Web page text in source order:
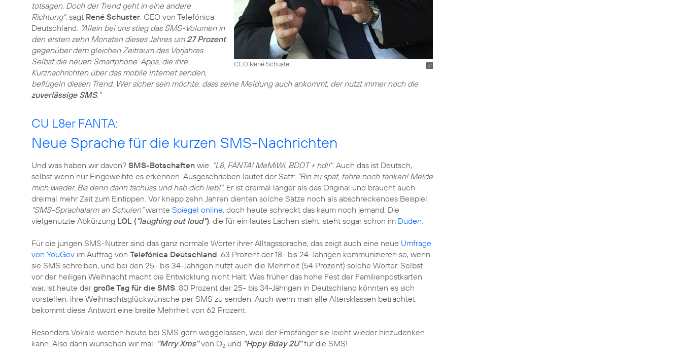
CEO René Schuster
totsagen. Doch der Trend geht in eine andere
Richtung", sagt René Schuster, CEO von Telefónica
Deutschland. "Allein bei uns stieg das SMS-Volumen in
den ersten zehn Monaten dieses Jahres um 27 Prozent
gegenüber dem gleichen Zeitraum des Vorjahres.
Selbst die neuen Smartphone-Apps, die ihre
Kurznachrichten über das mobile Internet senden,
beflügeln diesen Trend. Wer sicher sein möchte, dass seine Meldung auch ankommt, der nutzt immer noch die
zuverlässige SMS."
CU L8er FANTA:
Neue Sprache für die kurzen SMS-Nachrichten
Und was haben wir davon? SMS-Botschaften wie: "L8, FANTA! MeMiWi. BDDT + hdl!". Auch das ist Deutsch,
selbst wenn nur Eingeweihte es erkennen. Ausgeschrieben lautet der Satz: "Bin zu spät, fahre noch tanken! Melde
mich wieder. Bis denn dann tschüss und hab dich lieb!". Er ist dreimal länger als das Original und braucht auch
dreimal mehr Zeit zum Eintippen. Vor knapp zehn Jahren dienten solche Sätze noch als abschreckendes Beispiel.
"SMS-Sprachalarm an Schulen"warnte Spiegel online, doch heute schreckt das kaum noch jemand. Die
vielgenutzte Abkürzung LOL ("laughing out loud"), die für ein lautes Lachen steht, steht sogar schon im Duden.
Für die jungen SMS-Nutzer sind das ganz normale Wörter ihrer Alltagssprache, das zeigt auch eine neue Umfrage
von YouGov im Auftrag von Telefónica Deutschland. 63 Prozent der 18- bis 24-Jährigen kommunizieren so, wenn
sie SMS schreiben, und bei den 25- bis 34-Jährigen nutzt auch die Mehrheit (54 Prozent) solche Wörter. Selbst
vor der heiligen Weihnacht macht die Entwicklung nicht Halt: Was früher das hohe Fest der Familienpostkarten
war, ist heute dergroße Tag für die SMS. 80 Prozent der 25- bis 34-Jährigen in Deutschland könnten es sich
vorstellen, ihre Weihnachtsglückwünsche per SMS zu senden. Auch wenn man alle Altersklassen betrachtet,
bekommt diese Antwort eine breite Mehrheit von 62 Prozent.
Besonders Vokale werden heute bei SMS gern weggelassen, weil der Empfänger sie leicht wieder hinzudenken
kann. Also dann wünschen wir mal: "Mrry Xms"von O2 und "Hppy Bday 2U"für die SMS!